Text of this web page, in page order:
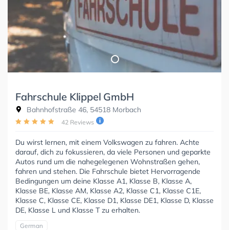
Fahrschule Klippel GmbH
Bahnhofstraße 46, 54518 Morbach
42 Reviews
Du wirst lernen, mit einem Volkswagen zu fahren. Achte
darauf, dich zu fokussieren, da viele Personen und geparkte
Autos rund um die nahegelegenen Wohnstraßen gehen,
fahren und stehen. Die Fahrschule bietet Hervorragende
Bedingungen um deine Klasse A1, Klasse B, Klasse A,
Klasse BE, Klasse AM, Klasse A2, Klasse C1, Klasse C1E,
Klasse C, Klasse CE, Klasse D1, Klasse DE1, Klasse D, Klasse
DE, Klasse L und Klasse T zu erhalten.
German